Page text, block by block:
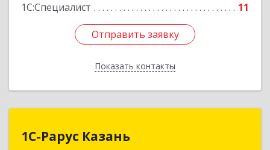
1С:Специалист
11
Отправить заявку
Показать контакты
Отправить заявку
Назад
1С-Рарус Казань